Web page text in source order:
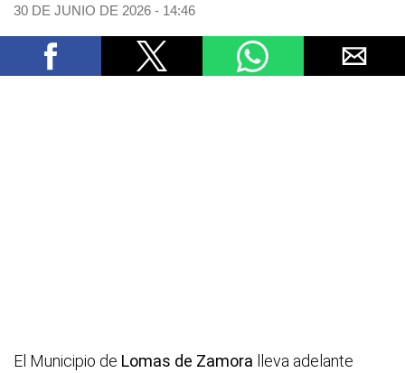
30 DE JUNIO DE 2026 - 14:46
El Municipio de Lomas de Zamora lleva adelante